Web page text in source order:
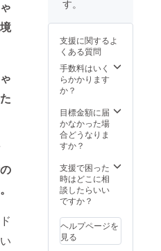
す。
支援に関するよ
くある質問
手数料はいく
らかかります
か？
目標金額に届
かなかった場
合どうなりま
すか？
支援で困った
時はどこに相
談したらいい
ですか？
ヘルプページを
見る